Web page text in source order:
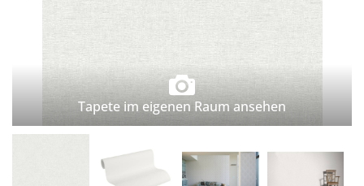
Tapete im eigenen Raum ansehen